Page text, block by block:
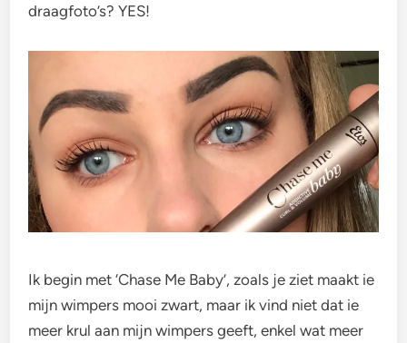
draagfoto’s? YES!
Ik begin met ‘Chase Me Baby’, zoals je ziet maakt ie
mijn wimpers mooi zwart, maar ik vind niet dat ie
meer krul aan mijn wimpers geeft, enkel wat meer